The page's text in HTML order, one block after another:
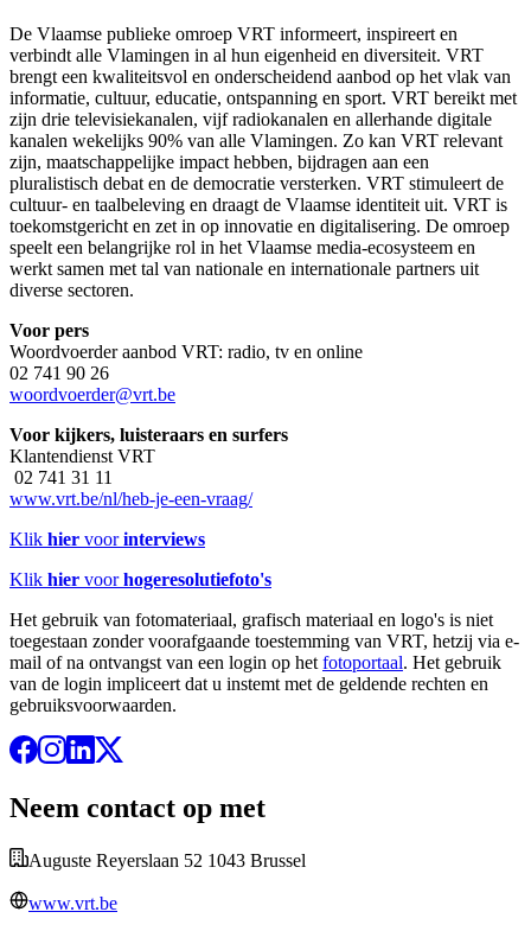
De Vlaamse publieke omroep VRT informeert, inspireert en
verbindt alle Vlamingen in al hun eigenheid en diversiteit. VRT
brengt een kwaliteitsvol en onderscheidend aanbod op het vlak van
informatie, cultuur, educatie, ontspanning en sport. VRT bereikt met
zijn drie televisiekanalen, vijf radiokanalen en allerhande digitale
kanalen wekelijks 90% van alle Vlamingen. Zo kan VRT relevant
zijn, maatschappelijke impact hebben, bijdragen aan een
pluralistisch debat en de democratie versterken. VRT stimuleert de
cultuur- en taalbeleving en draagt de Vlaamse identiteit uit. VRT is
toekomstgericht en zet in op innovatie en digitalisering. De omroep
speelt een belangrijke rol in het Vlaamse media-ecosysteem en
werkt samen met tal van nationale en internationale partners uit
diverse sectoren.
Voor pers
Woordvoerder aanbod VRT: radio, tv en online
02 741 90 26
woordvoerder@vrt.be
Voor kijkers, luisteraars en surfers
Klantendienst VRT
02 741 31 11
www.vrt.be/nl/heb-je-een-vraag/
Klik hier voorinterviews
Klik hier voorhogeresolutiefoto's
Het gebruik van fotomateriaal, grafisch materiaal en logo's is niet
toegestaan zonder voorafgaande toestemming van VRT, hetzij via e-
mail of na ontvangst van een login op het fotoportaal. Het gebruik
van de login impliceert dat u instemt met de geldende rechten en
gebruiksvoorwaarden.
Neem contact op met
Auguste Reyerslaan 52 1043 Brussel
www.vrt.be